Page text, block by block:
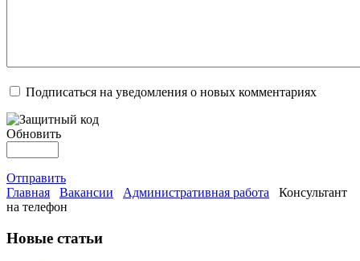
Подписаться на уведомления о новых комментариях
Обновить
Отправить
Главная
Вакансии Административная работа
Консультант
на телефон
Новые статьи